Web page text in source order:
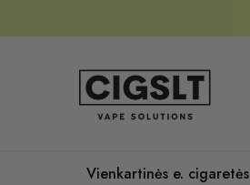
Vienkartinės e. cigaretės